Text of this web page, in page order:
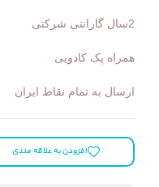
2سال گارانتی شرکتی
همراه پک کادویی
ارسال به تمام نقاط ایران
افزودن به علاقه مندی